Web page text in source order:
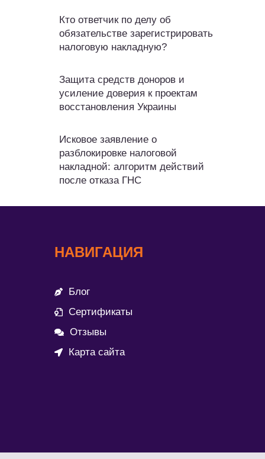
Кто ответчик по делу об
обязательстве зарегистрировать
налоговую накладную?
Защита средств доноров и
усиление доверия к проектам
восстановления Украины
Исковое заявление о
разблокировке налоговой
накладной: алгоритм действий
после отказа ГНС
НАВИГАЦИЯ
Блог
Сертификаты
Отзывы
Карта сайта